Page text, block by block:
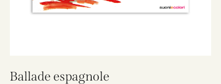
Ballade espagnole